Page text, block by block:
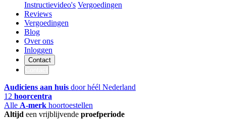
Instructievideo's Vergoedingen
Reviews
Vergoedingen
Blog
Over ons
Inloggen
Contact
Audiciens aan huis door héél Nederland
12 hoorcentra
Alle A-merk hoortoestellen
Altijd een vrijblijvende proefperiode